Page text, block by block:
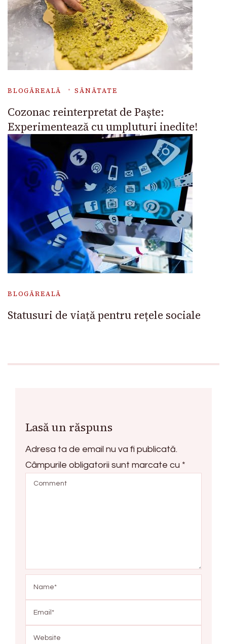
BLOGĂREALĂ SĂNĂTATE
Cozonac reinterpretat de Paște:
Experimentează cu umpluturi inedite!
BLOGĂREALĂ
Statusuri de viață pentru rețele sociale
Lasă un răspuns
Adresa ta de email nu va fi publicată.
Câmpurile obligatorii sunt marcate cu *